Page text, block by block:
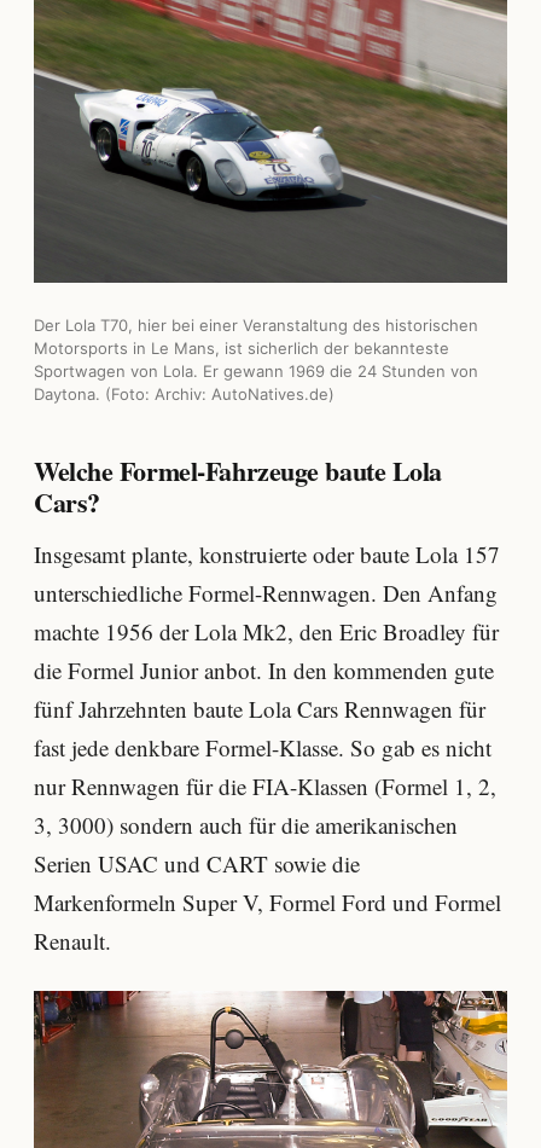
Der Lola T70, hier bei einer Veranstaltung des historischen
Motorsports in Le Mans, ist sicherlich der bekannteste
Sportwagen von Lola. Er gewann 1969 die 24 Stunden von
Daytona. (Foto: Archiv: AutoNatives.de)
Welche Formel-Fahrzeuge baute Lola
Cars?
Insgesamt plante, konstruierte oder baute Lola 157
unterschiedliche Formel-Rennwagen. Den Anfang
machte 1956 der Lola Mk2, den Eric Broadley für
die Formel Junior anbot. In den kommenden gute
fünf Jahrzehnten baute Lola Cars Rennwagen für
fast jede denkbare Formel-Klasse. So gab es nicht
nur Rennwagen für die FIA-Klassen (Formel 1, 2,
3, 3000) sondern auch für die amerikanischen
Serien USAC und CART sowie die
Markenformeln Super V, Formel Ford und Formel
Renault.